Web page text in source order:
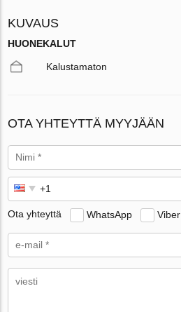
KUVAUS
HUONEKALUT
Kalustamaton
OTA YHTEYTTÄ MYYJÄÄN
Ota yhteyttä WhatsApp Viber